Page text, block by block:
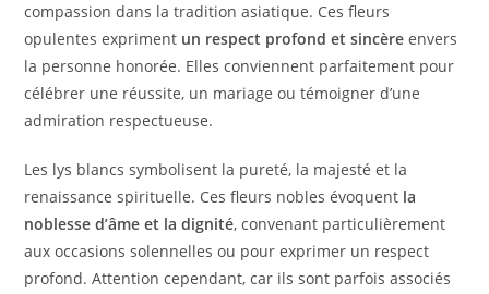
compassion dans la tradition asiatique. Ces fleurs
opulentes expriment un respect profond et sincère envers
la personne honorée. Elles conviennent parfaitement pour
célébrer une réussite, un mariage ou témoigner d’une
admiration respectueuse.
Les lys blancs symbolisent la pureté, la majesté et la
renaissance spirituelle. Ces fleurs nobles évoquent la
noblesse d’âme et la dignité, convenant particulièrement
aux occasions solennelles ou pour exprimer un respect
profond. Attention cependant, car ils sont parfois associés